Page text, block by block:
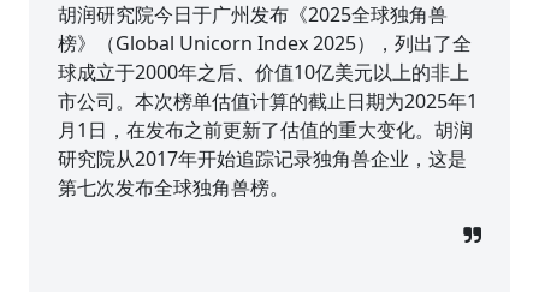
胡润研究院今日于广州发布《2025全球独角兽
榜》（Global Unicorn Index 2025），列出了全
球成立于2000年之后、价值10亿美元以上的非上
市公司。本次榜单估值计算的截止日期为2025年1
月1日，在发布之前更新了估值的重大变化。胡润
研究院从2017年开始追踪记录独角兽企业，这是
第七次发布全球独角兽榜。